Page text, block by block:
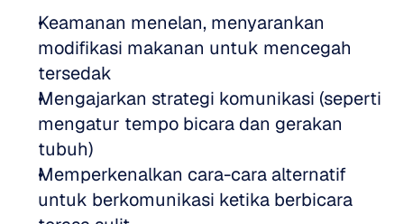
Keamanan menelan, menyarankan
modifikasi makanan untuk mencegah
tersedak
Mengajarkan strategi komunikasi (seperti
mengatur tempo bicara dan gerakan
tubuh)
Memperkenalkan cara-cara alternatif
untuk berkomunikasi ketika berbicara